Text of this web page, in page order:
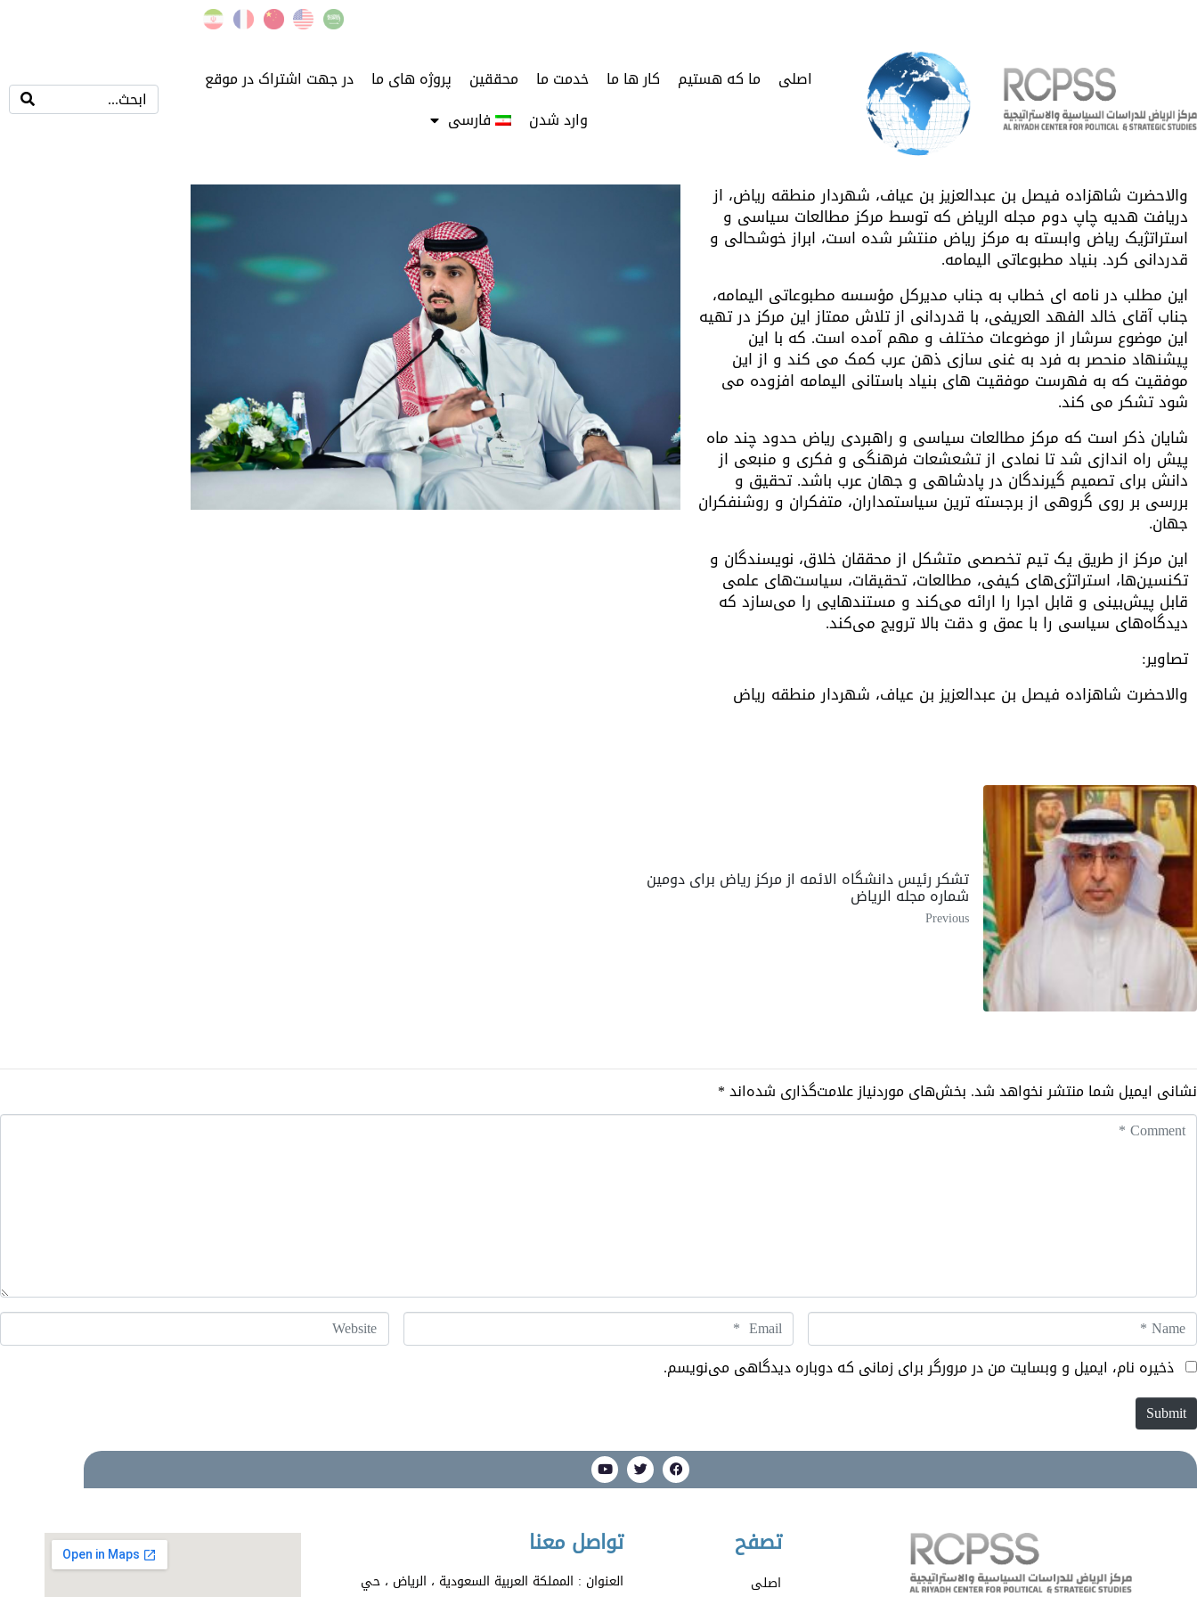
اصلی ما که هستیم کار ها ما خدمت ما محققین پروژه های ما
در جهت اشتراک در موقع
وارد شدن
فارسی
والاحضرت شاهزاده فیصل بن عبدالعزیز بن عیاف، شهردار منطقه ریاض، از
دریافت هدیه چاپ دوم مجله الریاض که توسط مرکز مطالعات سیاسی و
استراتژیک ریاض وابسته به مرکز ریاض منتشر شده است، ابراز خوشحالی و
قدردانی کرد. بنیاد مطبوعاتی الیمامه.
این مطلب در نامه ای خطاب به جناب مدیرکل مؤسسه مطبوعاتی الیمامه،
جناب آقای خالد الفهد العریفی، با قدردانی از تلاش ممتاز این مرکز در تهیه
این موضوع سرشار از موضوعات مختلف و مهم آمده است. که با این
پیشنهاد منحصر به فرد به غنی سازی ذهن عرب کمک می کند و از این
موفقیت که به فهرست موفقیت های بنیاد باستانی الیمامه افزوده می
شود تشکر می کند.
شایان ذکر است که مرکز مطالعات سیاسی و راهبردی ریاض حدود چند ماه
پیش راه اندازی شد تا نمادی از تشعشعات فرهنگی و فکری و منبعی از
دانش برای تصمیم گیرندگان در پادشاهی و جهان عرب باشد. تحقیق و
بررسی بر روی گروهی از برجسته ترین سیاستمداران، متفکران و روشنفکران
جهان.
این مرکز از طریق یک تیم تخصصی متشکل از محققان خلاق، نویسندگان و
تکنسین‌ها، استراتژی‌های کیفی، مطالعات، تحقیقات، سیاست‌های علمی
قابل پیش‌بینی و قابل اجرا را ارائه می‌کند و مستندهایی را می‌سازد که
دیدگاه‌های سیاسی را با عمق و دقت بالا ترویج می‌کند.
تصاویر:
والاحضرت شاهزاده فیصل بن عبدالعزیز بن عیاف، شهردار منطقه ریاض
تشکر رئیس دانشگاه الائمه از مرکز ریاض برای دومین
شماره مجله الریاض
Previous
نشانی ایمیل شما منتشر نخواهد شد. بخش‌های موردنیاز علامت‌گذاری شده‌اند*
Comment
Name
Email
Website
ذخیره نام، ایمیل و وبسایت من در مرورگر برای زمانی که دوباره دیدگاهی می‌نویسم.
Submit
تصفح
اصلی
تواصل معنا
العنوان : المملكة العربية السعودية ، الرياض ، حي